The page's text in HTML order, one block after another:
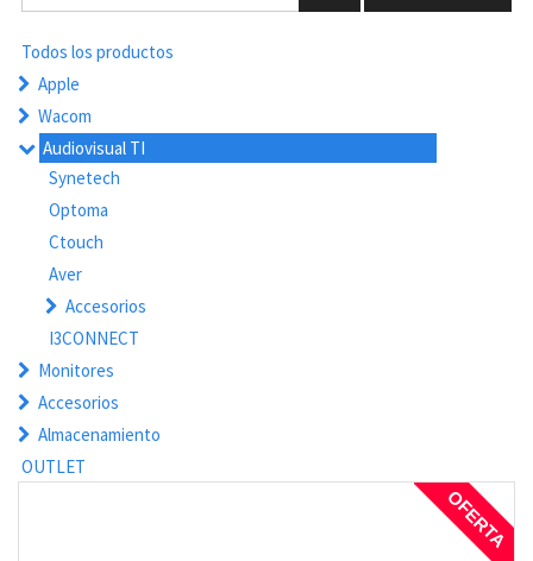
Todos los productos
Apple
Wacom
Audiovisual TI
Synetech
Optoma
Ctouch
Aver
Accesorios
I3CONNECT
Monitores
Accesorios
Almacenamiento
OUTLET
OFERTA